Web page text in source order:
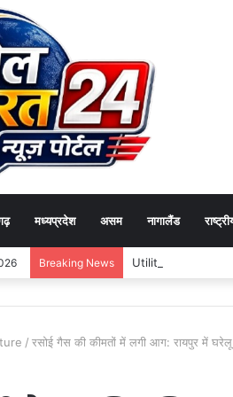
मध्यप्रदेश असम नागालैंड
Breaking News Utility News : बड़े
/ रसोई गैस की कीमतों में लगी आग: रायपुर में